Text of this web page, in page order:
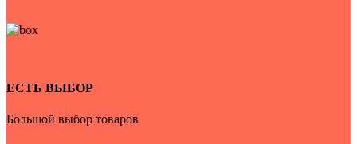
ЕСТЬ ВЫБОР
Большой выбор товаров